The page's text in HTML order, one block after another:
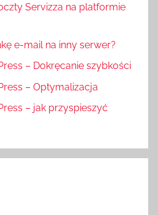
Servizza na platformie
e-mail na inny serwer?
– Dokręcanie szybkości
– Optymalizacja
– jak przyspieszyć